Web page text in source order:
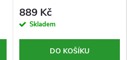
AlterEgo - 950ml
889 Kč
Skladem
DO KOŠÍKU